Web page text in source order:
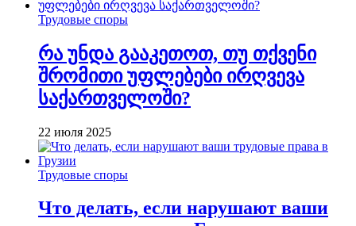
Трудовые споры
რა უნდა გააკეთოთ, თუ თქვენი
შრომითი უფლებები ირღვევა
საქართველოში?
22 июля 2025
Трудовые споры
Что делать, если нарушают ваши